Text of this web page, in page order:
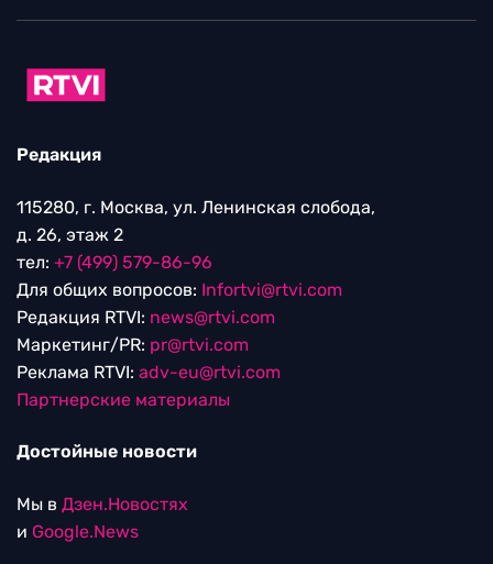
Редакция
115280, г. Москва, ул. Ленинская слобода,
д. 26, этаж 2
тел: +7 (499) 579-86-96
Для общих вопросов: Infortvi@rtvi.com
Редакция RTVI: news@rtvi.com
Маркетинг/PR: pr@rtvi.com
Реклама RTVI: adv-eu@rtvi.com
Партнерские материалы
Достойные новости
Мы в Дзен.Новостях
и Google.News